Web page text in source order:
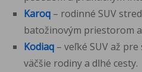
Karoq – rodinné SUV
batožinovým priestorom
Kodiaq – veľké SUV až
väčšie rodiny a dlhé cesty.